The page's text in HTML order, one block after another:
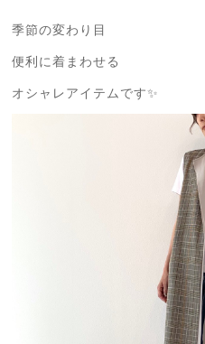
季節の変わり目
便利に着まわせる
オシャレアイテムです✨